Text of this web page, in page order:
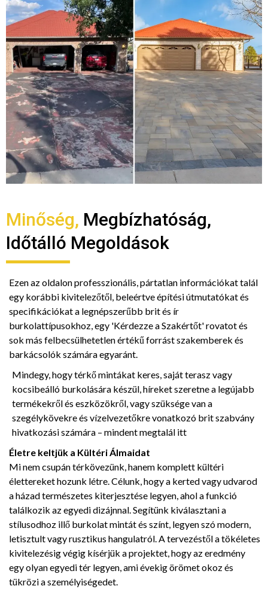
Minőség, Megbízhatóság,
Időtálló Megoldások
Ezen az oldalon professzionális, pártatlan információkat talál
egy korábbi kivitelezőtől, beleértve építési útmutatókat és
specifikációkat a legnépszerűbb brit és ír
burkolattípusokhoz, egy 'Kérdezze a Szakértőt' rovatot és
sok más felbecsülhetetlen értékű forrást szakemberek és
barkácsolók számára egyaránt.
Mindegy, hogy térkő mintákat keres, saját terasz vagy
kocsibeálló burkolására készül, híreket szeretne a legújabb
termékekről és eszközökről, vagy szüksége van a
szegélykövekre és vízelvezetőkre vonatkozó brit szabvány
hivatkozási számára – mindent megtalál itt
Életre keltjük a Kültéri Álmaidat
Mi nem csupán térkövezünk, hanem komplett kültéri
élettereket hozunk létre. Célunk, hogy a kerted vagy udvarod
a házad természetes kiterjesztése legyen, ahol a funkció
találkozik az egyedi dizájnnal. Segítünk kiválasztani a
stílusodhoz illő burkolat mintát és színt, legyen szó modern,
letisztult vagy rusztikus hangulatról. A tervezéstől a tökéletes
kivitelezésig végig kísérjük a projektet, hogy az eredmény
egy olyan egyedi tér legyen, ami évekig örömet okoz és
tükrözi a személyiségedet.